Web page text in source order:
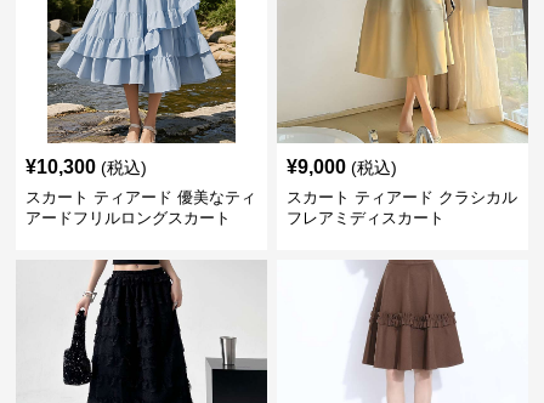
¥10,300 (税込)
スカート ティアード 優美なティ
アードフリルロングスカート
¥9,000 (税込)
スカート ティアード クラシカル
フレアミディスカート